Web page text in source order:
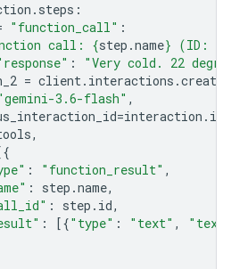
. steps :
"function_call" :
call: {step .name} (ID:
:
"Very cold. 22
= client. interactions .create
3.6-flash" ,
=interaction . id
,
[{
: "function_result" ,
: step .name,
: step . id,
: [{"type" : "text" ,